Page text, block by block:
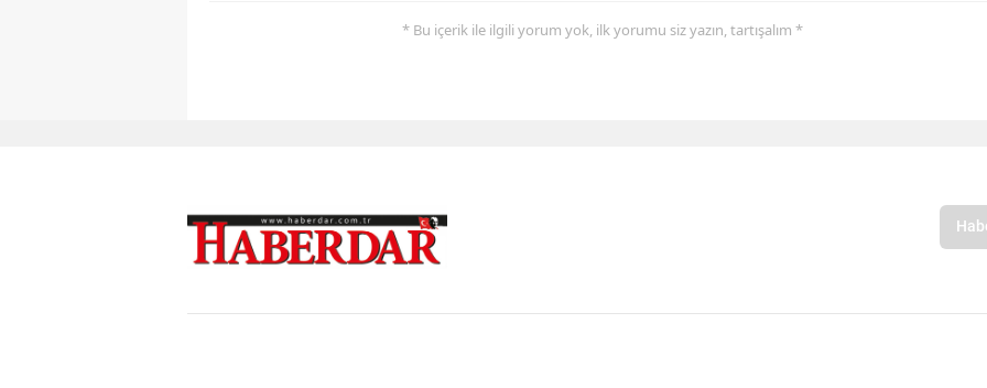
* Bu içerik ile ilgili yorum yok, ilk yorumu siz yazın, tartışalım *